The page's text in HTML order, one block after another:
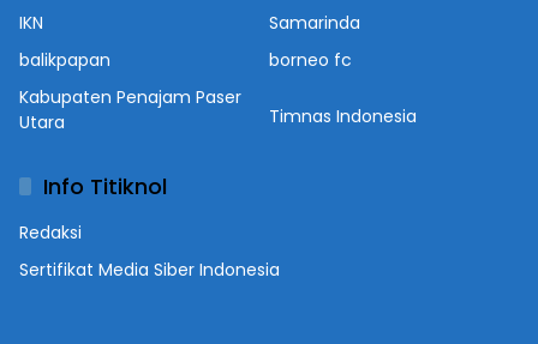
IKN
Samarinda
balikpapan
borneo fc
Kabupaten Penajam Paser
Utara
Timnas Indonesia
Info Titiknol
Redaksi
Sertifikat Media Siber Indonesia